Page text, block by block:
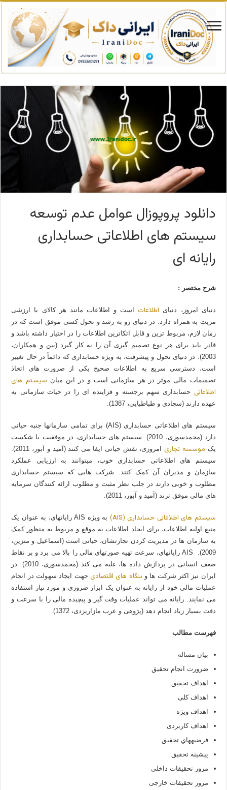
دانلود پروپوزال عوامل عدم توسعه
سیستم های اطلاعاتی حسابداری
رایانه ای
شرح مختصر :
دنیای امروز، دنیای اطلاعات
است و اطلاعات مانند هر کالای با ارزشی
مزیت به همراه دارد. در دنیای رو به رشد و تحول کسی موفق است که در
زمان لازم، مربوط ترین و قابل اتکاترین اطلاعات را در اختیار داشته باشد و
قادر باید برای هر نوع تصمیم گیری آن را به کار گیرد (بین و همکاران،
2003). در دنیای تحول و پیشرفت، به ویژه حسابداری که دائماً در حال تغییر
است، دسترسی سریع به اطلاعات صحیح یکی از ضرورت های اتخاذ
تصمیمات مالی موثر در هر سازمانی است و در این میان سیستم های
اطلاعاتی حسابداری سهم برجسته و فزاینده ای را در حیات سازمانی به
عهده دارند (سجادی و طباطبایی، 1387).
سیستم های اطلاعاتی حسابداری (AIS) برای تمامی سازمان­ها جنبه حیاتی
دارد (محمد­سوری، 2010). سیستم های حسابداری، در موفقیت یا شکست
یک موسسه تجاری
امروزی، نقش حیاتی ایفا می کنند (آمید و آبور، 2011).
سیستم های اطلاعاتی حسابداری خوب، می­توانند به ارزیابی عملکرد
سازمان و مدیران آن کمک کنند. شرکت هایی که سیستم حسابداری
مطلوب و خوبی دارند در جلب نظر مثبت و مطلوب ارائه کنندگان سرمایه
های مالی موفق­ ترند (آمید و آبور، 2011).
سیستم­ های اطلاعاتی حسابداری (AIS)
به ویژه AIS رایانه­ای، به عنوان یک
منبع اولیه اطلاعات، برای ایجاد اطلاعات به موقع و مربوط به منظور کمک
به سازمان ها در مدیریت کردن تجارتشان، حیاتی است (اسماعیل و متزین،
2009). AIS رایانه­ای، سرعت تهیه صورت­های مالی را بالا می­ برد و بر نقاط
ضعف انسانی در پردازش داده ­ها، غلبه می­ کند (محمد­سوری، 2010). در
ایران نیز اکثر شرکت­ ها و بنگاه­ های اقتصادی جهت ایجاد سهولت در انجام
عملیات مالی خود از رایانه به عنوان یک ابزار ضروری و مورد نیاز استفاده
می نمایند. رایانه می تواند عملیات وقت گیر و پیچیده مالی را با سرعت و
دقت بسیار زیاد انجام دهد (پژوهی و عرب مازاریزدی، 1372).
فهرست مطالب
بیان مساله
ضرورت انجام تحقیق
اهداف تحقیق
اهداف کلی
اهداف ویژه
اهداف کاربردی
فرضيه‏هاي تحقیق
پیشینه تحقیق
مرور تحقیقات داخلی
مرور تحقیقات خارجی